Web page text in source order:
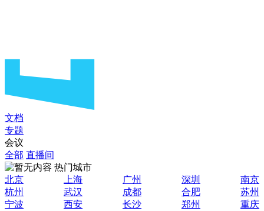
文档
专题
会议
全部 直播间
热门城市
北京
上海 广州 深圳
南京
杭州
武汉 成都 合肥
苏州
宁波
西安 长沙 郑州
重庆